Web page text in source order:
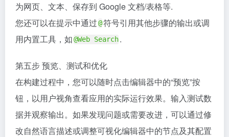
为网页、文本、保存到 Google 文档/表格等.
您还可以在提示中通过@符号引用其他步骤的输出或调
用内置工具，如@Web Search.
第五步 预览、测试和优化
在构建过程中，您可以随时点击编辑器中的“预览”按
钮，以用户视角查看应用的实际运行效果。输入测试数
据并观察输出。如果发现问题或需要改进，可以通过修
改自然语言描述或调整可视化编辑器中的节点及其配置